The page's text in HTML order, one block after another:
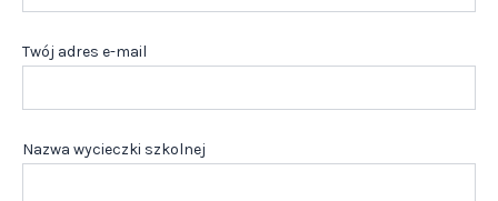
Twój adres e-mail
Nazwa wycieczki szkolnej